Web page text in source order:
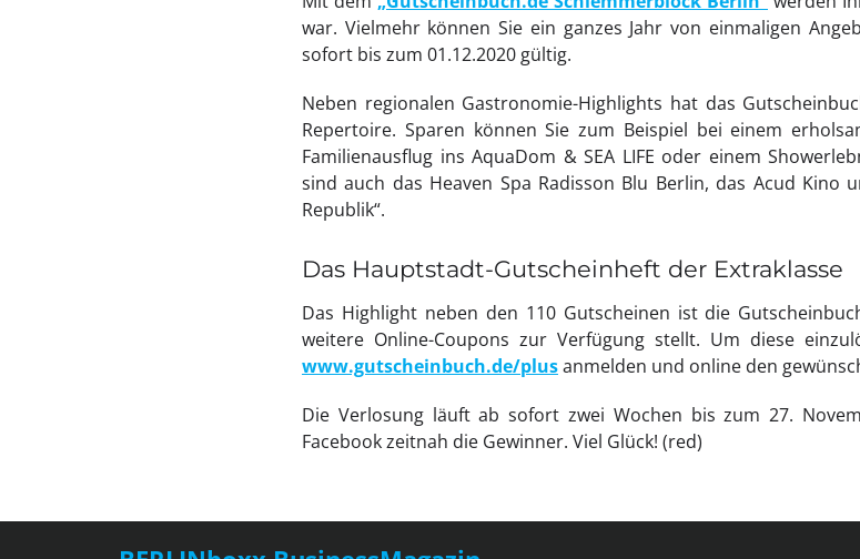
war. Vielmehr können Sie ein ganzes Jahr von einmaligen
sofort bis zum 01.12.2020 gültig.
Neben regionalen Gastronomie-Highlights hat das
Repertoire. Sparen können Sie zum Beispiel bei einem
Familienausflug ins AquaDom & SEA LIFE oder einem
sind auch das Heaven Spa Radisson Blu Berlin, das Acud Kino
Republik“.
Das Hauptstadt-Gutscheinheft der Extraklasse
Das Highlight neben den 110 Gutscheinen ist die
weitere Online-Coupons zur Verfügung stellt. Um diese
www.gutscheinbuch.de/plusanmelden und online den
Die Verlosung läuft ab sofort zwei Wochen bis zum 27.
Facebook zeitnah die Gewinner. Viel Glück! (red)